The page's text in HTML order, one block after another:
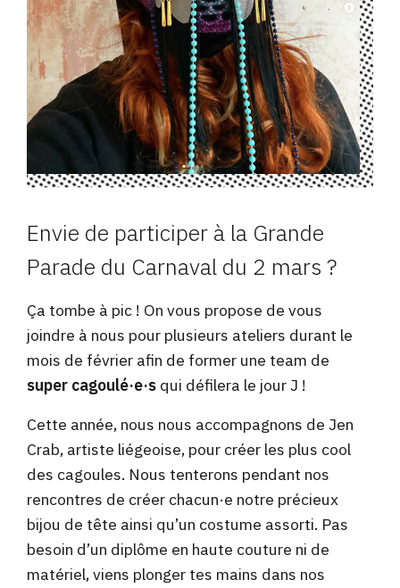
Envie de participer à la Grande
Parade du Carnaval du 2 mars ?
Ça tombe à pic ! On vous propose de vous
joindre à nous pour plusieurs ateliers durant le
mois de février afin de former une team de
super cagoulé·e·s qui défilera le jour J !
Cette année, nous nous accompagnons de Jen
Crab, artiste liégeoise, pour créer les plus cool
des cagoules. Nous tenterons pendant nos
rencontres de créer chacun·e notre précieux
bijou de tête ainsi qu’un costume assorti. Pas
besoin d’un diplôme en haute couture ni de
matériel, viens plonger tes mains dans nos